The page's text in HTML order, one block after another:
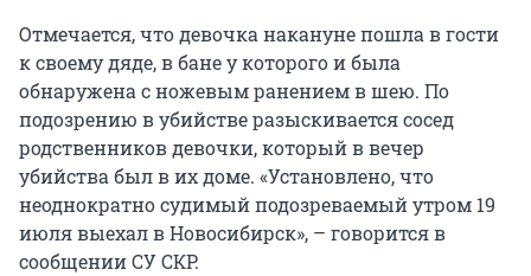
Отмечается, что девочка накануне пошла в гости
к своему дяде, в бане у которого и была
обнаружена с ножевым ранением в шею. По
подозрению в убийстве разыскивается сосед
родственников девочки, который в вечер
убийства был в их доме. «Установлено, что
неоднократно судимый подозреваемый утром 19
июля выехал в Новосибирск», – говорится в
сообщении СУ СКР.